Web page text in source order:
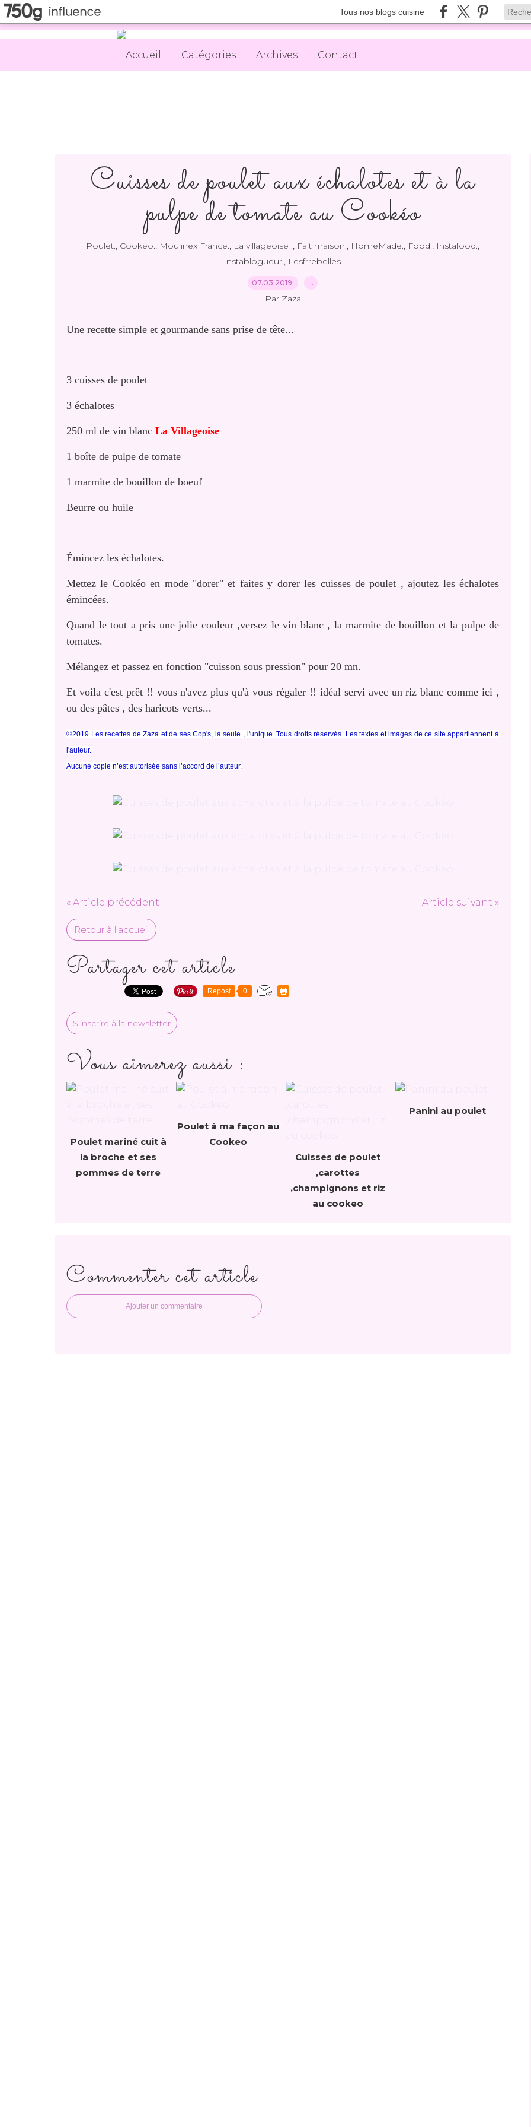
Tous nos blogs cuisine
Accueil Catégories Archives Contact
Cuisses de poulet aux échalotes et à la
pulpe de tomate au Cookéo
Poulet., Cookéo., Moulinex France., La villageoise ., Fait maison., HomeMade., Food., Instafood.,
Instablogueur., Lesfrrebelles.
07.03.2019 …
Par Zaza
Une recette simple et gourmande sans prise de tête...
3 cuisses de poulet
3 échalotes
250 ml de vin blanc La Villageoise
1 boîte de pulpe de tomate
1 marmite de bouillon de boeuf
Beurre ou huile
Émincez les échalotes.
Mettez le Cookéo en mode "dorer" et faites y dorer les cuisses de poulet , ajoutez les échalotes
émincées.
Quand le tout a pris une jolie couleur ,versez le vin blanc , la marmite de bouillon et la pulpe de
tomates.
Mélangez et passez en fonction "cuisson sous pression" pour 20 mn.
Et voila c'est prêt !! vous n'avez plus qu'à vous régaler !! idéal servi avec un riz blanc comme ici ,
ou des pâtes , des haricots verts...
©2019 Les recettes de Zaza et de ses Cop's, la seule , l'unique. Tous droits réservés. Les textes et images de ce site appartiennent à
l'auteur.
Aucune copie n’est autorisée sans l’accord de l’auteur.
« Article précédent Article suivant »
Retour à l'accueil
Partager cet article
Repost 0
S'inscrire à la newsletter
Vous aimerez aussi :
Poulet mariné cuit à
la broche et ses
pommes de terre
Poulet à ma façon au
Cookeo
Cuisses de poulet
,carottes
,champignons et riz
au cookeo
Panini au poulet
Commenter cet article
Ajouter un commentaire